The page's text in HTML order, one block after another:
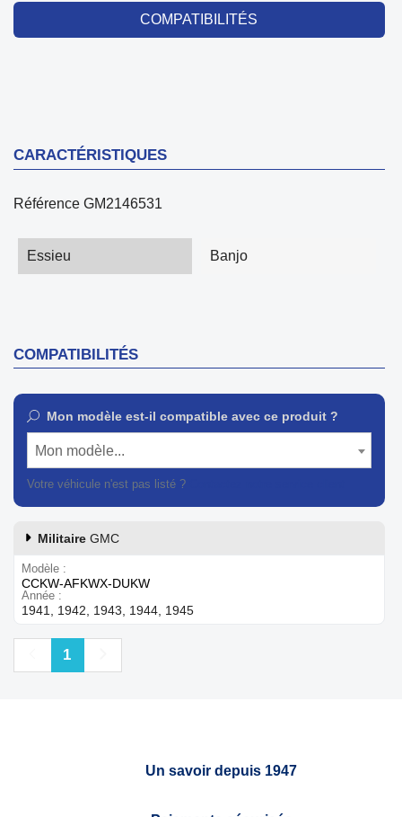
COMPATIBILITÉS
CARACTÉRISTIQUES
Référence GM2146531
Essieu Banjo
COMPATIBILITÉS
Mon modèle est-il compatible avec ce produit ?
Mon modèle...
Votre véhicule n'est pas listé ?
Militaire GMC
Modèle
CCKW-AFKWX-DUKW
Année
1941, 1942, 1943, 1944, 1945
Précédent
1
Un savoir depuis 1947